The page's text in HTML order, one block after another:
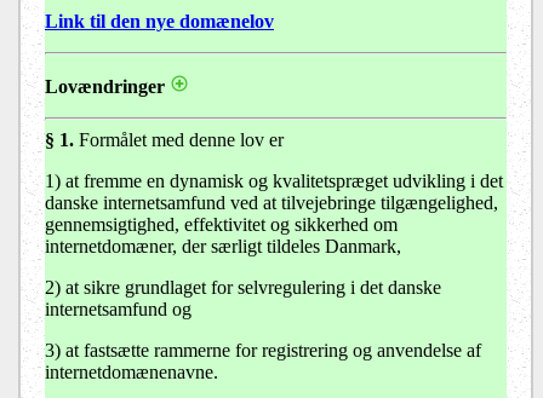
Link til den nye domænelov
Lovændringer
§ 1. Formålet med denne lov er
1) at fremme en dynamisk og kvalitetspræget udvikling i det
danske internetsamfund ved at tilvejebringe tilgængelighed,
gennemsigtighed, effektivitet og sikkerhed om
internetdomæner, der særligt tildeles Danmark,
2) at sikre grundlaget for selvregulering i det danske
internetsamfund og
3) at fastsætte rammerne for registrering og anvendelse af
internetdomænenavne.